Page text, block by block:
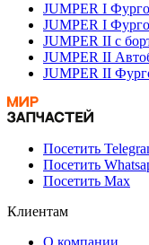
JUMPER I
JUMPER I
JUMPER II c
JUMPER II
JUMPER II
Посетить
Посетить
Посетить Max
Клиентам
О компании